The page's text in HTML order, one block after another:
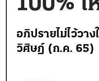
อภิปรายไม่ไว้วา
วิศิษฏ์ (ก.ค. 65)